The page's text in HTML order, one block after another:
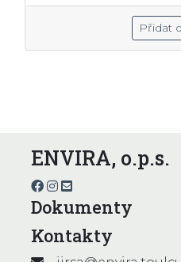
Přidat
ENVIRA, o.p.s.
Dokumenty
Kontakty